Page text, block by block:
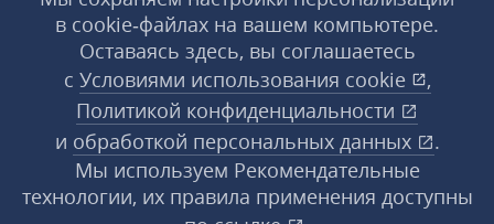
в cookie‑файлах на вашем компьютере.
Оставаясь здесь, вы соглашаетесь
с Условиями использования cookie
,
Политикой конфиденциальности
и обработкой персональных данных
.
Мы используем Рекомендательные
технологии, их правила применения доступны